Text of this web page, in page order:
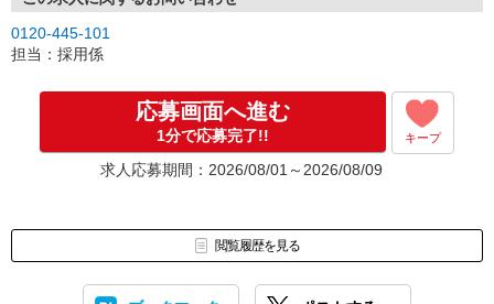
0120-445-101
担当：採用係
応募画面へ進む
1分で応募完了!! キープ
求人応募期間：2026/08/01～2026/08/09
閲覧履歴を見る